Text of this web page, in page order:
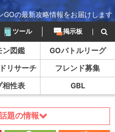
GOの最新攻略情報をお届けします
ツール 掲示板
ン図鑑
GOバトルリーグ
リサーチ
フレンド募集
相性表 GBL
題の情報